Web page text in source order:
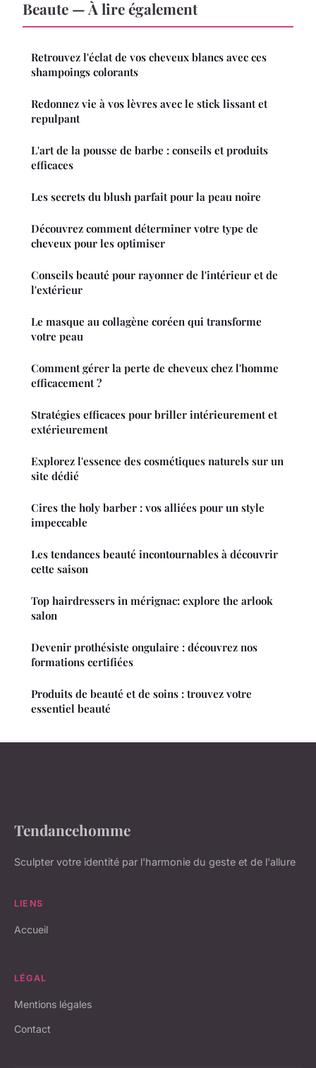
Beaute — À lire également
Retrouvez l'éclat de vos cheveux blancs avec ces
shampoings colorants
Redonnez vie à vos lèvres avec le stick lissant et
repulpant
L'art de la pousse de barbe : conseils et produits
efficaces
Les secrets du blush parfait pour la peau noire
Découvrez comment déterminer votre type de
cheveux pour les optimiser
Conseils beauté pour rayonner de l'intérieur et de
l'extérieur
Le masque au collagène coréen qui transforme
votre peau
Comment gérer la perte de cheveux chez l'homme
efficacement ?
Stratégies efficaces pour briller intérieurement et
extérieurement
Explorez l'essence des cosmétiques naturels sur un
site dédié
Cires the holy barber : vos alliées pour un style
impeccable
Les tendances beauté incontournables à découvrir
cette saison
Top hairdressers in mérignac: explore the arlook
salon
Devenir prothésiste ongulaire : découvrez nos
formations certifiées
Produits de beauté et de soins : trouvez votre
essentiel beauté
Tendancehomme
Sculpter votre identité par l'harmonie du geste et de l'allure
LIENS
Accueil
LÉGAL
Mentions légales
Contact